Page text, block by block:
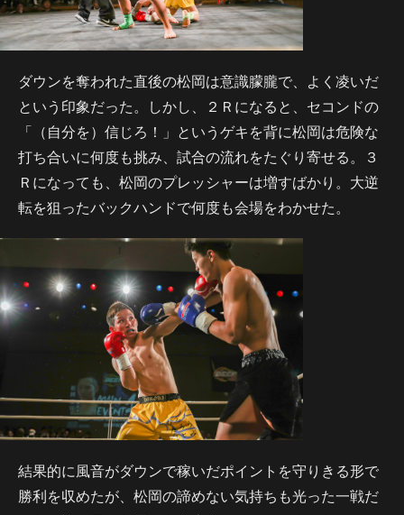
ダウンを奪われた直後の松岡は意識朦朧で、よく凌いだ
という印象だった。しかし、２Ｒになると、セコンドの
「（自分を）信じろ！」というゲキを背に松岡は危険な
打ち合いに何度も挑み、試合の流れをたぐり寄せる。３
Ｒになっても、松岡のプレッシャーは増すばかり。大逆
転を狙ったバックハンドで何度も会場をわかせた。
結果的に風音がダウンで稼いだポイントを守りきる形で
勝利を収めたが、松岡の諦めない気持ちも光った一戦だ